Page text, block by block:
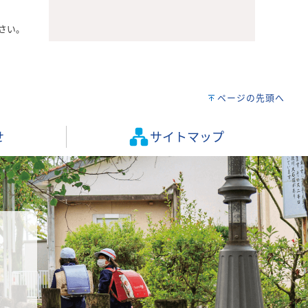
い。
ページの先頭へ
サイトマップ